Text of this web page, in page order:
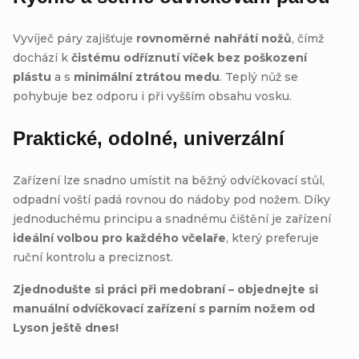
Vyvíječ páry zajišťuje rovnoměrné nahřátí nožů, čímž
dochází k čistému odříznutí víček bez poškození
plástu a s minimální ztrátou medu. Teplý nůž se
pohybuje bez odporu i při vyšším obsahu vosku.
Praktické, odolné, univerzální
Zařízení lze snadno umístit na běžný odvíčkovací stůl,
odpadní voští padá rovnou do nádoby pod nožem. Díky
jednoduchému principu a snadnému čištění je zařízení
ideální volbou pro každého včelaře, který preferuje
ruční kontrolu a preciznost.
Zjednodušte si práci při medobraní – objednejte si
manuální odvíčkovací zařízení s parním nožem od
Lyson ještě dnes!